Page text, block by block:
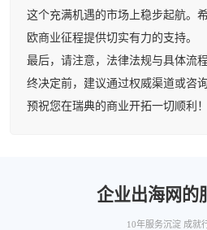
这个充满机遇的市场上稳步起航。
欧商业征程提供切实有力的支持。
最后，请注意，法律法规与具体流
终决定前，建议通过权威渠道或咨
预祝您在瑞典的商业开拓一切顺利！
企业出海网的
10年服务沉淀 成就